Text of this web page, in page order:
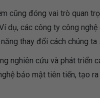
cũng đóng vai trò quan
dụ, các công ty công
thay đổi cách chúng ta
nghiên cứu và phát triển
bảo mật tiên tiến, tạo